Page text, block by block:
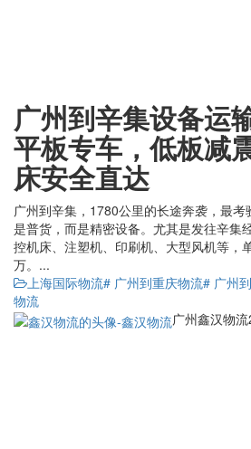
广州到辛集设备运
平板专车，低板减
床安全直达
广州到辛集，1780公里的长途奔袭，最考
是普货，而是精密设备。尤其是发往辛集
控机床、注塑机、印刷机、大型风机等，
万。...
上海国际物流# 广州到重庆物流# 广州
物流
广州鑫汉物流